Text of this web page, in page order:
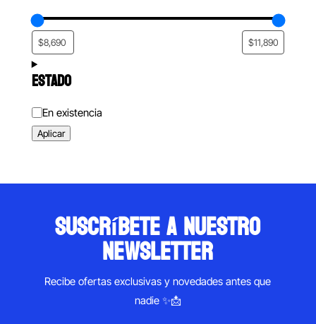
ESTADO
Estado
En existencia
Aplicar
suscríbete a nuestro
newsletter
Recibe ofertas exclusivas y novedades antes que
nadie ✨📩